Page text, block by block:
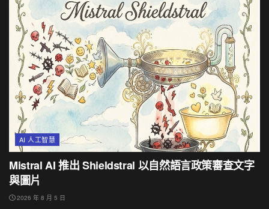
AI 人工智慧
Mistral AI 推出 Shieldstral 以自然語言政策審查文字
與圖片
2026 年 8 月 5 日